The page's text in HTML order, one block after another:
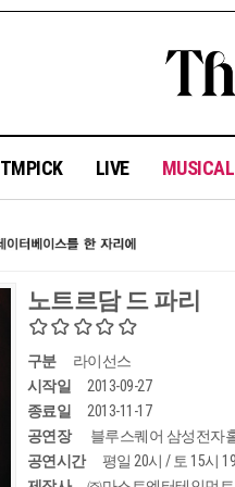
TMPICK LIVE MUSICAL
노트르담 드 파리
구분
라이선스
시작일
2013-09-27
종료일
2013-11-17
공연장
블루스퀘어 삼성전자
공연시간
평일 20시 / 토 15시